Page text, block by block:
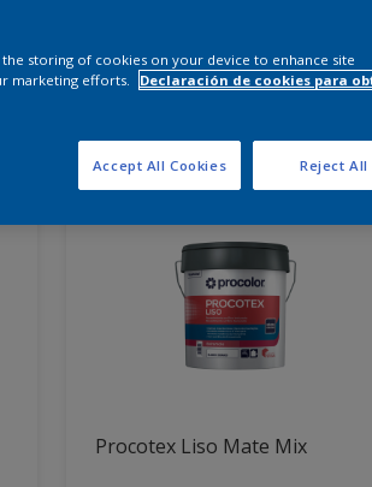
Procotex Liso Mate Mix
the storing of cookies on your device to enhance site
marketing efforts.
Declaración de cookies para
Reject All
Accept All Cookies